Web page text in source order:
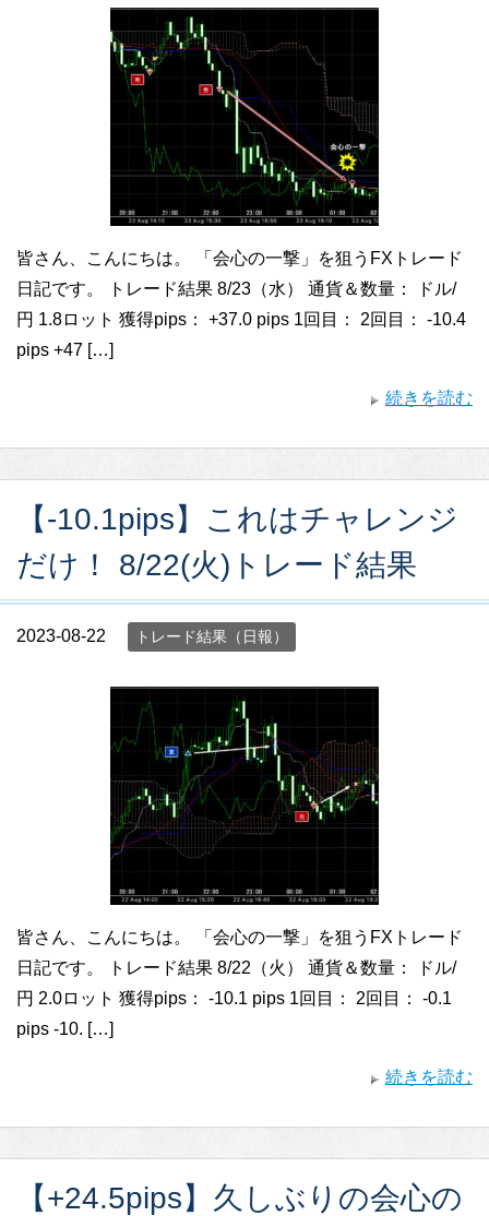
皆さん、こんにちは。 「会心の一撃」を狙うFXトレード
日記です。 トレード結果 8/23（水） 通貨＆数量： ドル/
円 1.8ロット 獲得pips： +37.0 pips 1回目： 2回目： -10.4
pips +47 […]
続きを読む
【-10.1pips】これはチャレンジ
だけ！ 8/22(火)トレード結果
2023-08-22 トレード結果（日報）
皆さん、こんにちは。 「会心の一撃」を狙うFXトレード
日記です。 トレード結果 8/22（火） 通貨＆数量： ドル/
円 2.0ロット 獲得pips： -10.1 pips 1回目： 2回目： -0.1
pips -10. […]
続きを読む
【+24.5pips】久しぶりの会心の